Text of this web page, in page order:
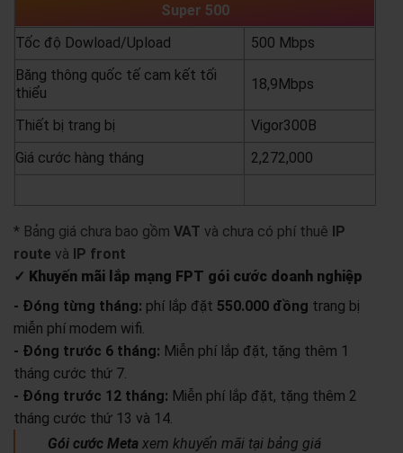
Super 500
Tốc độ Dowload/Upload
500 Mbps
Băng thông quốc tế cam kết tối
thiểu
18,9Mbps
Thiết bị trang bị
Vigor300B
Giá cước hàng tháng
2,272,000
* Bảng giá chưa bao gồm VAT và chưa có phí thuê IP
route và IP front
✓ Khuyến mãi lắp mạng FPT gói cước doanh nghiệp
- Đóng từng tháng: phí lắp đặt 550.000 đồng trang bị
miễn phí modem wifi.
- Đóng trước 6 tháng: Miễn phí lắp đặt, tặng thêm 1
tháng cước thứ 7.
- Đóng trước 12 tháng: Miễn phí lắp đặt, tặng thêm 2
tháng cước thứ 13 và 14.
Gói cước Meta xem khuyến mãi tại bảng giá